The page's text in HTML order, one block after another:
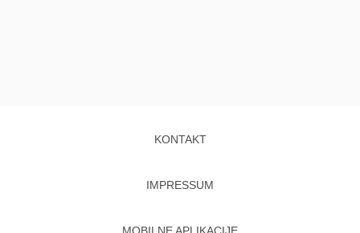
KONTAKT
IMPRESSUM